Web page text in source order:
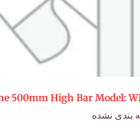
500mm High Bar Model:
بندی نشده